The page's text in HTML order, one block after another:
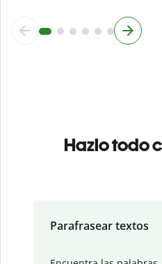
Hazlo todo
Parafrasear textos